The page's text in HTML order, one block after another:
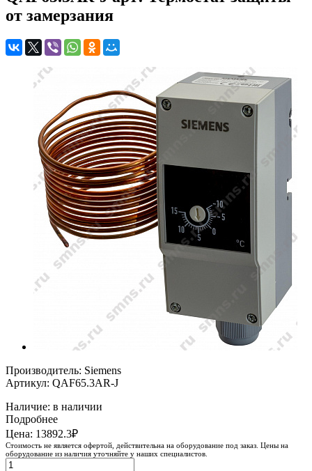
от замерзания
Производитель: Siemens
Артикул: QAF65.3AR-J
Наличие: в наличии
Подробнее
Цена: 13892.3₽
Стоимость не является офертой, действительна на оборудование под заказ. Цены на
оборудование из наличия уточняйте у наших специалистов.